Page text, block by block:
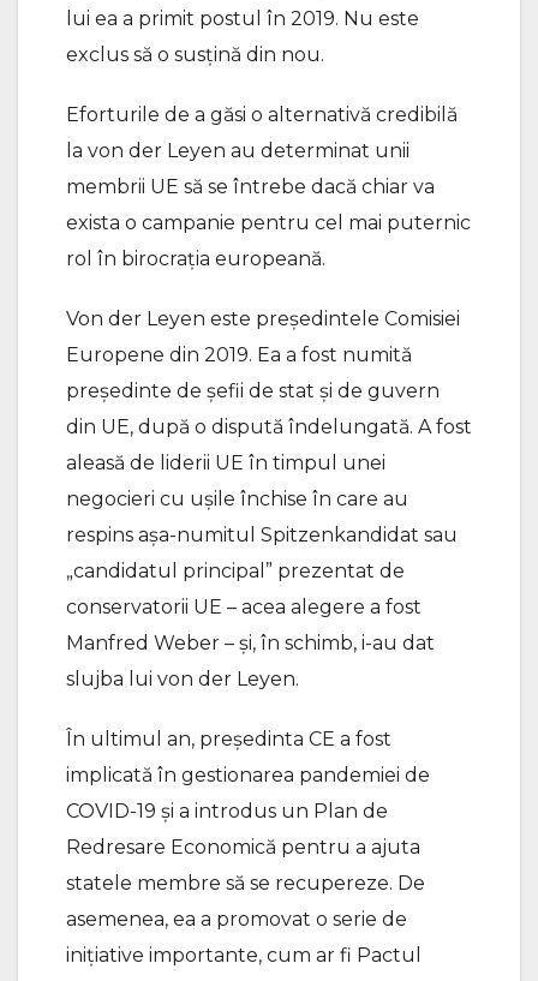
lui ea a primit postul în 2019. Nu este
exclus să o susțină din nou.
Eforturile de a găsi o alternativă credibilă
la von der Leyen au determinat unii
membrii UE să se întrebe dacă chiar va
exista o campanie pentru cel mai puternic
rol în birocrația europeană.
Von der Leyen este președintele Comisiei
Europene din 2019. Ea a fost numită
președinte de șefii de stat și de guvern
din UE, după o dispută îndelungată. A fost
aleasă de liderii UE în timpul unei
negocieri cu ușile închise în care au
respins așa-numitul Spitzenkandidat sau
„candidatul principal” prezentat de
conservatorii UE – acea alegere a fost
Manfred Weber – și, în schimb, i-au dat
slujba lui von der Leyen.
În ultimul an, președinta CE a fost
implicată în gestionarea pandemiei de
COVID-19 și a introdus un Plan de
Redresare Economică pentru a ajuta
statele membre să se recupereze. De
asemenea, ea a promovat o serie de
inițiative importante, cum ar fi Pactul